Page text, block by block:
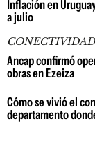
Inflación en
a julio
Ancap confirmó
obras en Ezeiza
Cómo se vivió el
departamento